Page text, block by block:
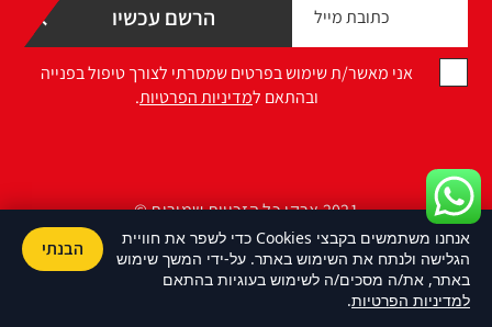
אני מאשר/ת שימוש בפרטים שמסרתי לצורך טיפול בפנייה
ובהתאם למדיניות הפרטיות.
2021 ארקו כל הזכויות שמורות ©
Design by Namelesspace
אנחנו משתמשים בקבצי Cookies כדי לשפר את חוויית
הגלישה ולנתח את השימוש באתר. על-ידי המשך שימוש
באתר, את/ה מסכים/ה לשימוש בעוגיות בהתאם
למדיניות הפרטיות.
הבנתי